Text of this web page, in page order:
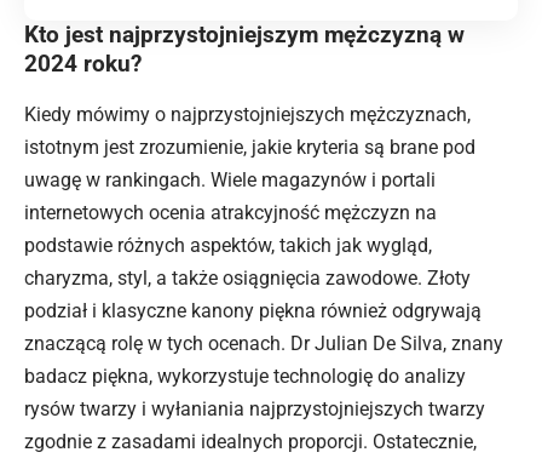
Kto jest najprzystojniejszym mężczyzną w
2024 roku?
Kiedy mówimy o najprzystojniejszych mężczyznach,
istotnym jest zrozumienie, jakie kryteria są brane pod
uwagę w rankingach. Wiele magazynów i portali
internetowych ocenia atrakcyjność mężczyzn na
podstawie różnych aspektów, takich jak wygląd,
charyzma, styl, a także osiągnięcia zawodowe. Złoty
podział i klasyczne kanony piękna również odgrywają
znaczącą rolę w tych ocenach. Dr Julian De Silva, znany
badacz piękna, wykorzystuje technologię do analizy
rysów twarzy i wyłaniania najprzystojniejszych twarzy
zgodnie z zasadami idealnych proporcji. Ostatecznie,